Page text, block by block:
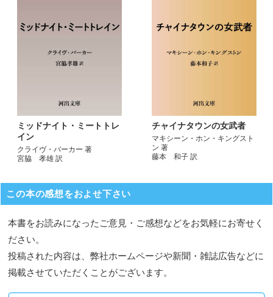
ミッドナイト・ミートトレ
イン
クライヴ・バーカー 著
宮脇 孝雄 訳
チャイナタウンの女武者
マキシーン・ホン・キングスト
ン 著
藤本 和子 訳
この本の感想をおよせ下さい
本書をお読みになったご意見・ご感想などをお気軽にお寄せく
ださい。
投稿された内容は、弊社ホームページや新聞・雑誌広告などに
掲載させていただくことがございます。